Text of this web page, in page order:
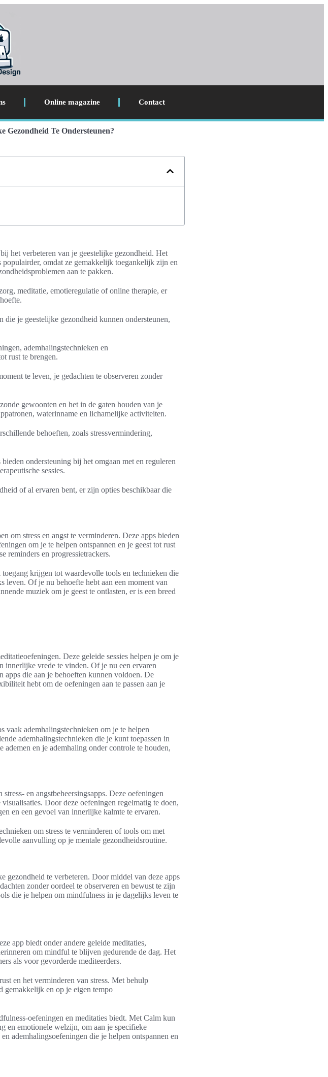
Online magazine Contact
Gezondheid Te Ondersteunen?
het verbeteren van je geestelijke gezondheid. Het
omdat ze gemakkelijk toegankelijk zijn en
aan te pakken.
meditatie, emotieregulatie of online therapie, er
die je geestelijke gezondheid kunnen ondersteunen,
ademhalingstechnieken en
rust te brengen.
te leven, je gedachten te observeren zonder
gewoonten en het in de gaten houden van je
waterinname en lichamelijke activiteiten.
behoeften, zoals stressvermindering,
bieden ondersteuning bij het omgaan met en reguleren
sessies.
of al ervaren bent, er zijn opties beschikbaar die
om stress en angst te verminderen. Deze apps bieden
om je te helpen ontspannen en je geest tot rust
reminders en progressietrackers.
krijgen tot waardevolle tools en technieken die
leven. Of je nu behoefte hebt aan een moment van
muziek om je geest te ontlasten, er is een breed
Deze geleide sessies helpen je om je
innerlijke vrede te vinden. Of je nu een ervaren
die aan je behoeften kunnen voldoen. De
hebt om de oefeningen aan te passen aan je
vaak ademhalingstechnieken om je te helpen
ademhalingstechnieken die je kunt toepassen in
en je ademhaling onder controle te houden,
en angstbeheersingsapps. Deze oefeningen
Door deze oefeningen regelmatig te doen,
en een gevoel van innerlijke kalmte te ervaren.
om stress te verminderen of tools om met
aanvulling op je mentale gezondheidsroutine.
gezondheid te verbeteren. Door middel van deze apps
zonder oordeel te observeren en bewust te zijn
die je helpen om mindfulness in je dagelijks leven te
app biedt onder andere geleide meditaties,
om mindful te blijven gedurende de dag. Het
als voor gevorderde mediteerders.
en het verminderen van stress. Met behulp
gemakkelijk en op je eigen tempo
oefeningen en meditaties biedt. Met Calm kun
en emotionele welzijn, om aan je specifieke
ademhalingsoefeningen die je helpen ontspannen en